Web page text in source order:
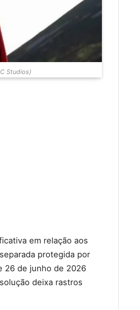
Studios)
em relação aos
protegida por
26 de junho de 2026
deixa rastros